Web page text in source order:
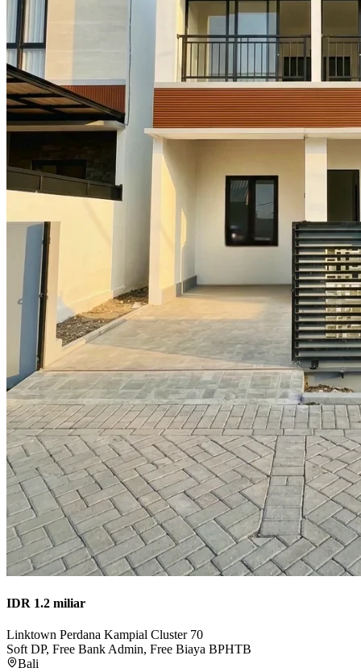
IDR 1.2 miliar
Linktown Perdana Kampial Cluster 70
Soft DP, Free Bank Admin, Free Biaya BPHTB
Bali